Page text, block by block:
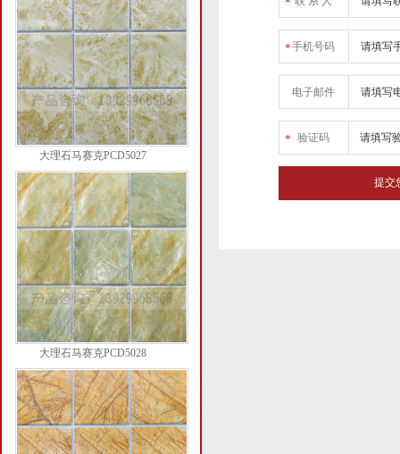
大理石马赛克PCD5027
大理石马赛克PCD5028
*手机号码
电子邮件
* 验证码